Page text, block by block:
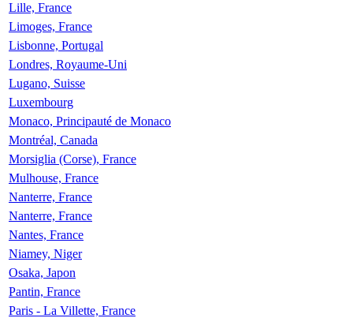
Lille, France
Limoges, France
Lisbonne, Portugal
Londres, Royaume-Uni
Lugano, Suisse
Luxembourg
Monaco, Principauté de Monaco
Montréal, Canada
Morsiglia (Corse), France
Mulhouse, France
Nanterre, France
Nanterre, France
Nantes, France
Niamey, Niger
Osaka, Japon
Pantin, France
Paris - La Villette, France